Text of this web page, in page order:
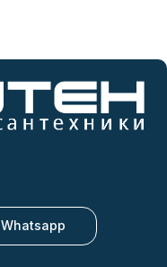
Whatsapp